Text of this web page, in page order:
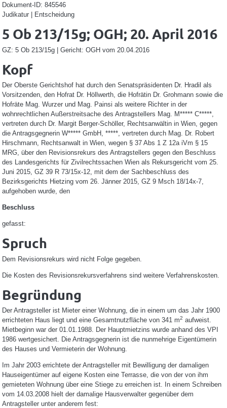
Dokument-ID: 845546
Judikatur | Entscheidung
5 Ob 213/15g; OGH; 20. April 2016
GZ: 5 Ob 213/15g | Gericht: OGH vom 20.04.2016
Kopf
Der Oberste Gerichtshof hat durch den Senatspräsidenten Dr. Hradil als
Vorsitzenden, den Hofrat Dr. Höllwerth, die Hofrätin Dr. Grohmann sowie die
Hofräte Mag. Wurzer und Mag. Painsi als weitere Richter in der
wohnrechtlichen Außerstreitsache des Antragstellers Mag. M***** C*****,
vertreten durch Dr. Margit Berger-Schöller, Rechtsanwältin in Wien, gegen
die Antragsgegnerin W***** GmbH, *****, vertreten durch Mag. Dr. Robert
Hirschmann, Rechtsanwalt in Wien, wegen § 37 Abs 1 Z 12a iVm § 15
MRG, über den Revisionsrekurs des Antragstellers gegen den Beschluss
des Landesgerichts für Zivilrechtssachen Wien als Rekursgericht vom 25.
Juni 2015, GZ 39 R 73/15x-12, mit dem der Sachbeschluss des
Bezirksgerichts Hietzing vom 26. Jänner 2015, GZ 9 Msch 18/14x-7,
aufgehoben wurde, den
Beschluss
gefasst:
Spruch
Dem Revisionsrekurs wird nicht Folge gegeben.
Die Kosten des Revisionsrekursverfahrens sind weitere Verfahrenskosten.
Begründung
Der Antragsteller ist Mieter einer Wohnung, die in einem um das Jahr 1900
errichteten Haus liegt und eine Gesamtnutzfläche von 341 m2 aufweist.
Mietbeginn war der 01.01.1988. Der Hauptmietzins wurde anhand des VPI
1986 wertgesichert. Die Antragsgegnerin ist die nunmehrige Eigentümerin
des Hauses und Vermieterin der Wohnung.
Im Jahr 2003 errichtete der Antragsteller mit Bewilligung der damaligen
Hauseigentümer auf eigene Kosten eine Terrasse, die von der von ihm
gemieteten Wohnung über eine Stiege zu erreichen ist. In einem Schreiben
vom 14.03.2008 hielt der damalige Hausverwalter gegenüber dem
Antragsteller unter anderem fest: